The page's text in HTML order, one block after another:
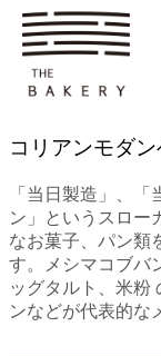
コリアンモダ
「当日製造」、
ン」というスロー
なお菓子、パン類
す。メシマコブバ
ッグタルト、米粉
ンなどが代表的な